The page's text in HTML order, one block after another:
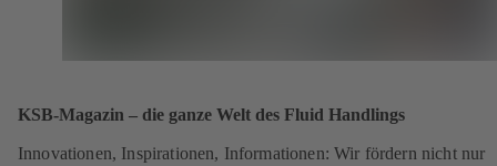
KSB-Magazin – die ganze Welt des Fluid Handlings
Innovationen, Inspirationen, Informationen: Wir fördern nicht nur